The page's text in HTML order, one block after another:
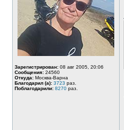
Зарегистрирован: 08 авг 2005, 20:06
Сообщения: 24560
Откуда: Москва-Варна
Благодарил (а): 3723 раз.
Поблагодарили: 8270 раз.